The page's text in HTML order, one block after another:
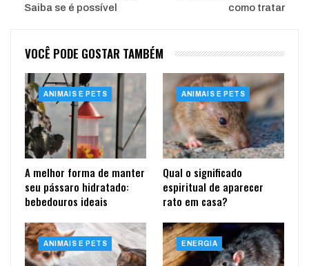
Saiba se é possível
como tratar
VOCÊ PODE GOSTAR TAMBÉM
ANIMAIS E PETS
A melhor forma de manter
seu pássaro hidratado:
bebedouros ideais
ANIMAIS E PETS
Qual o significado
espiritual de aparecer
rato em casa?
ANIMAIS E PETS ENERGIA